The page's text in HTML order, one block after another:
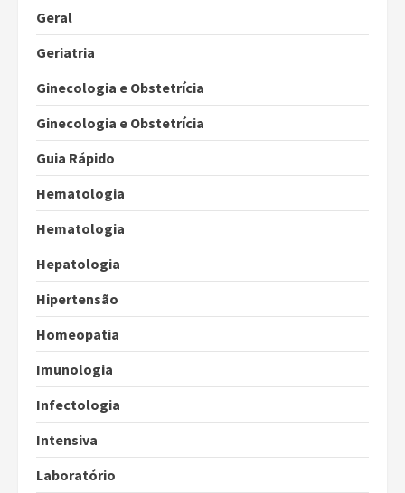
Geral
Geriatria
Ginecologia e Obstetrícia
Ginecologia e Obstetrícia
Guia Rápido
Hematologia
Hematologia
Hepatologia
Hipertensão
Homeopatia
Imunologia
Infectologia
Intensiva
Laboratório